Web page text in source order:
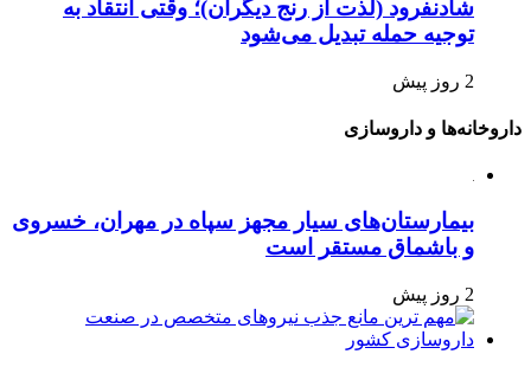
شادنفرود (لذت از رنج دیگران)؛ وقتی انتقاد به
توجیه حمله تبدیل می‌شود
2 روز پیش
داروخانه‌ها و داروسازی
بیمارستان‌های سیار مجهز سپاه در مهران، خسروی
و باشماق مستقر است
2 روز پیش